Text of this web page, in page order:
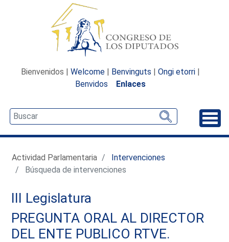
Bienvenidos | Welcome | Benvinguts | Ongi etorri |
Benvidos
Enlaces
Actividad Parlamentaria
Intervenciones
Búsqueda de intervenciones
III Legislatura
PREGUNTA ORAL AL DIRECTOR
DEL ENTE PUBLICO RTVE.